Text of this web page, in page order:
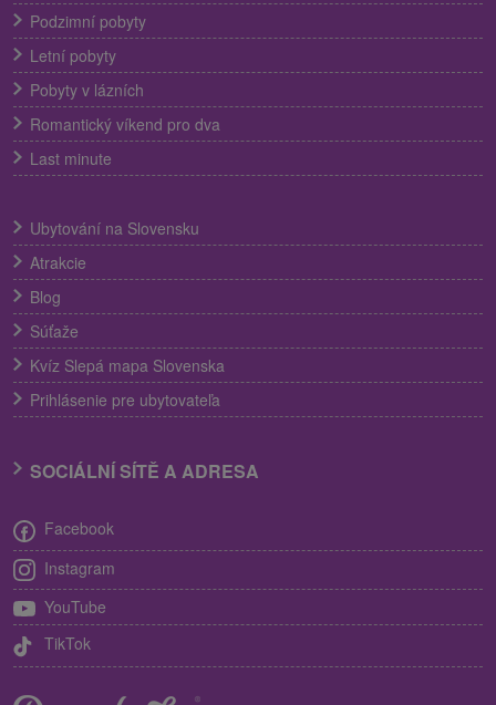
Podzimní pobyty
Letní pobyty
Pobyty v lázních
Romantický víkend pro dva
Last minute
Ubytování na Slovensku
Atrakcie
Blog
Súťaže
Kvíz Slepá mapa Slovenska
Prihlásenie pre ubytovateľa
SOCIÁLNÍ SÍTĚ A ADRESA
Facebook
Instagram
YouTube
TikTok